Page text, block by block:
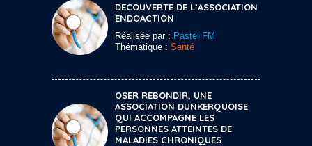
DECOUVERTE DE L’ASSOCIATION
ENDOACTION
Réalisée par : Pastel FM
Thématique : Santé
OSER REBONDIR, UNE
ASSOCIATION DUNKERQUOISE
QUI ACCOMPAGNE LES
PERSONNES ATTEINTES DE
MALADIES CHRONIQUES